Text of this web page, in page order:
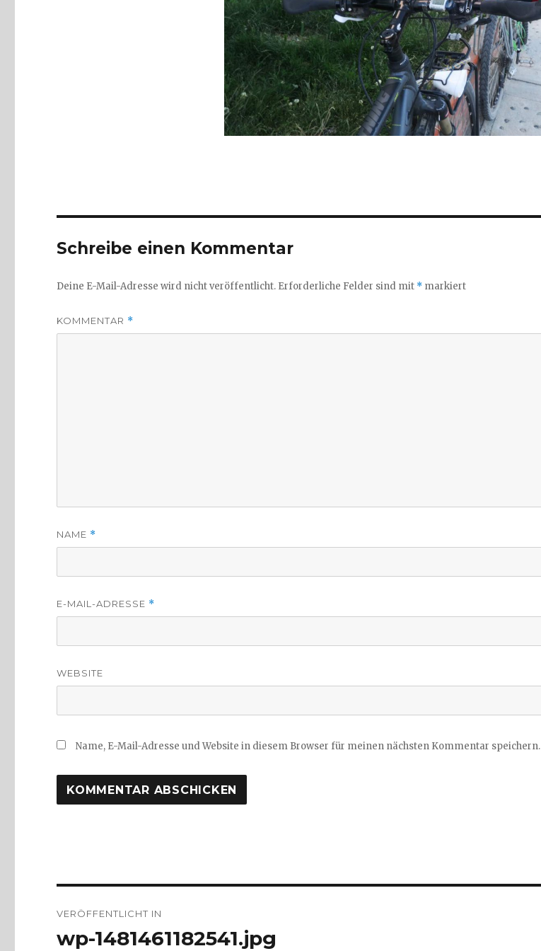
Schreibe einen Kommentar
Deine E-Mail-Adresse wird nicht veröffentlicht. Erforderliche Felder sind mit * markiert
KOMMENTAR *
NAME *
E-MAIL-ADRESSE *
WEBSITE
Name, E-Mail-Adresse und Website in diesem Browser für meinen nächsten Kommentar speichern.
VERÖFFENTLICHT IN
wp-1481461182541.jpg